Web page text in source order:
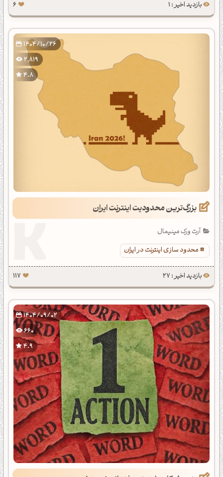
بازدید اخیر : 1 6
1404/10/26
2,819
4.8
بزرگ‌ترین محدودیت اینترنت ایران
آرت ورک مینیمال
محدود سازی اینترنت در ایران
بازدید اخیر : 27 117
1404/09/02
660
4.9